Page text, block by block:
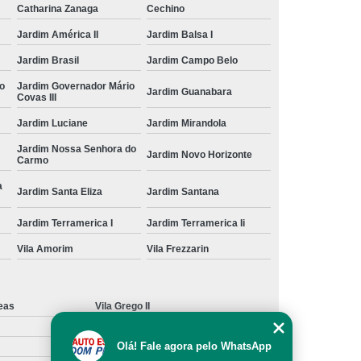
preço de curso de transporte coletivo formação Nova
Americana
para condutores Vila Grego II
preço de curso de transporte de passageiros Jardim das
preço de curso de atualização de transportes coletivos
Jardim dos Lírios
onde fazer curso de atualização de transportes coletivos
onde fazer curso de atualização de transporte coletivo
Bom Recreio
curso de transporte coletivo formação e atualização
valores Jardim Colina
curso de atualização de transporte coletivo Centro
Catharina Zanaga Cechino
Jardim América II Jardim Balsa I
Jardim Brasil Jardim Campo Belo
Jardim Governador Mário
Covas III
Jardim Guanabara
Jardim Luciane Jardim Mirandola
Jardim Nossa Senhora do
Carmo
Jardim Novo Horizonte
Jardim Santa Eliza Jardim Santana
Jardim Terramerica I Jardim Terramerica Ii
Vila Amorim Vila Frezzarin
Vila Grego II
Olá! Fale agora pelo WhatsApp